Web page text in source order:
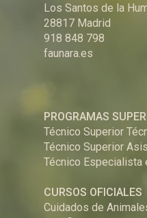
Los Santos de la
28817 Madrid
918 848 798
faunara.es
PROGRAMAS
Técnico Superior
Técnico Superior
Técnico Especialista
CURSOS OFICIALES
Cuidados de